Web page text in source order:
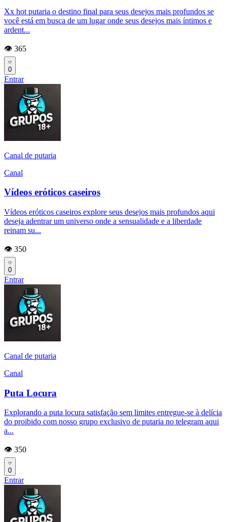
Xx hot putaria o destino final para seus desejos mais profundos se
você está em busca de um lugar onde seus desejos mais íntimos e
ardent...
👁️ 365
0
Entrar
Canal de putaria
Canal
Vídeos eróticos caseiros
Vídeos eróticos caseiros explore seus desejos mais profundos aqui
deseja adentrar um universo onde a sensualidade e a liberdade
reinam su...
👁️ 350
0
Entrar
Canal de putaria
Canal
Puta Locura
Explorando a puta locura satisfação sem limites entregue-se à delícia
do proibido com nosso grupo exclusivo de putaria no telegram aqui
a...
👁️ 350
0
Entrar